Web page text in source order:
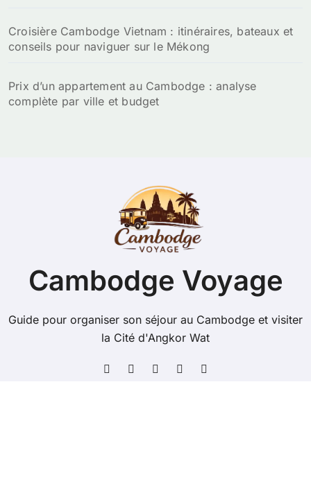
Croisière Cambodge Vietnam : itinéraires, bateaux et
conseils pour naviguer sur le Mékong
Prix d’un appartement au Cambodge : analyse
complète par ville et budget
Cambodge Voyage
Guide pour organiser son séjour au Cambodge et visiter
la Cité d'Angkor Wat